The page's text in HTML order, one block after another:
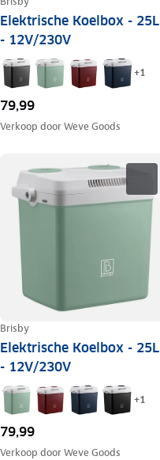
Elektrische Koelbox - 25L
- 12V/230V
+1
79,99
Verkoop doorWeve Goods
Brisby
Elektrische Koelbox - 25L
- 12V/230V
+1
79,99
Verkoop doorWeve Goods